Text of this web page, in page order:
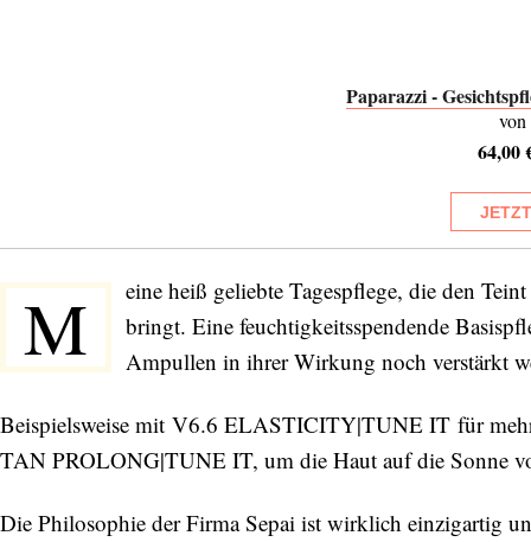
Paparazzi -
von
64,00
M
eine heiß geliebte Tagespflege, die den
bringt. Eine feuchtigkeitsspendende
Ampullen in ihrer Wirkung noch verstärkt
Beispielsweise mit V6.6 ELASTICITY|TUNE IT für
TAN PROLONG|TUNE IT, um die Haut auf die Sonne
Die Philosophie der Firma Sepai ist wirklich einzigartig